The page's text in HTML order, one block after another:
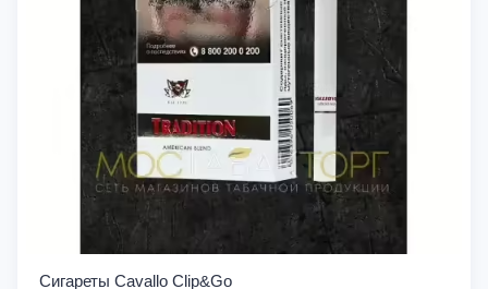
Сигареты Cavallo Clip&Go